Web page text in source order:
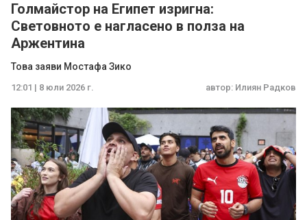
Голмайстор на Египет изригна:
Световното е нагласено в полза на
Аржентина
Това заяви Мостафа Зико
12:01 | 8 юли 2026 г. автор: Илиян Радков